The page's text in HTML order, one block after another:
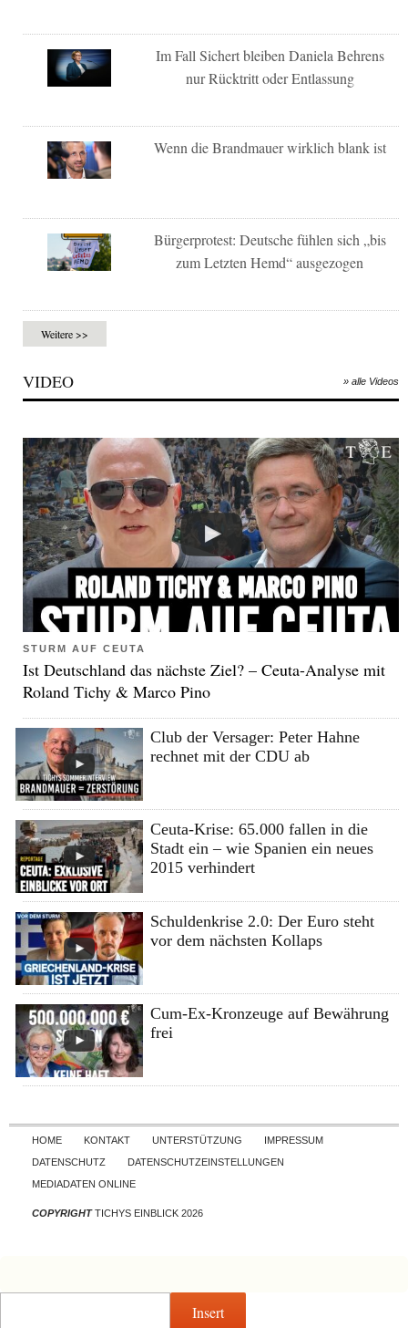
Im Fall Sichert bleiben Daniela Behrens
nur Rücktritt oder Entlassung
Wenn die Brandmauer wirklich blank ist
Bürgerprotest: Deutsche fühlen sich „bis
zum Letzten Hemd“ ausgezogen
Weitere >>
VIDEO » alle Videos
STURM AUF CEUTA
Ist Deutschland das nächste Ziel? – Ceuta-Analyse mit
Roland Tichy & Marco Pino
Club der Versager: Peter Hahne
rechnet mit der CDU ab
Ceuta-Krise: 65.000 fallen in die
Stadt ein – wie Spanien ein neues
2015 verhindert
Schuldenkrise 2.0: Der Euro steht
vor dem nächsten Kollaps
Cum-Ex-Kronzeuge auf Bewährung
frei
Skip to content
HOME KONTAKT UNTERSTÜTZUNG
IMPRESSUM
DATENSCHUTZ
DATENSCHUTZEINSTELLUNGEN
MEDIADATEN ONLINE
COPYRIGHTTICHYS EINBLICK 2026
Insert